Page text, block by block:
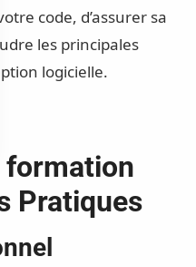
code, d’assurer sa
les principales
logicielle.
formation
Pratiques